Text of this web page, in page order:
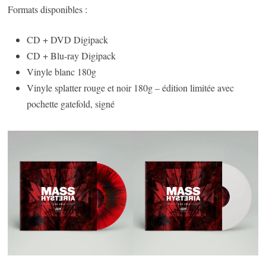
Formats disponibles :
CD + DVD Digipack
CD + Blu-ray Digipack
Vinyle blanc 180g
Vinyle splatter rouge et noir 180g – édition limitée avec
pochette gatefold, signé